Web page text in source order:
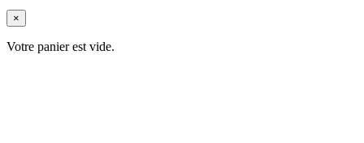
×
Votre panier est vide.